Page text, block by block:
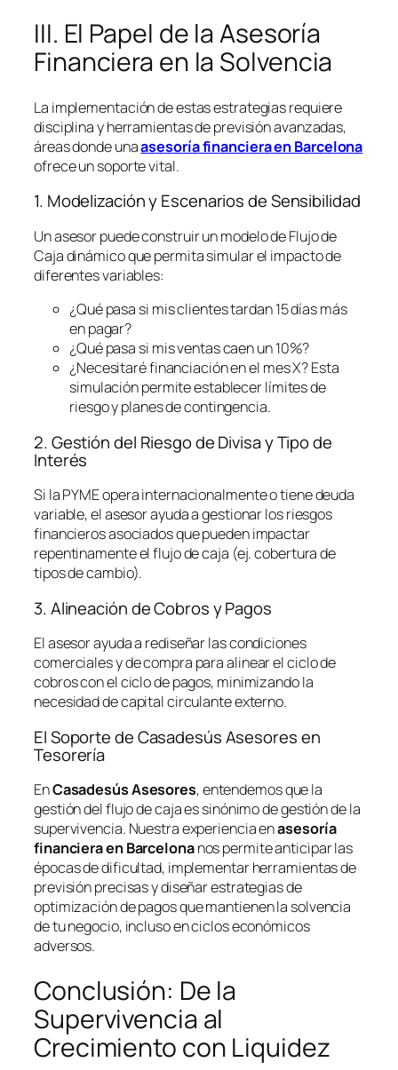
III. El Papel de la Asesoría
Financiera en la Solvencia
La implementación de estas estrategias requiere
disciplina y herramientas de previsión avanzadas,
áreas donde unaasesoría financiera en Barcelona
ofrece un soporte vital.
1. Modelización y Escenarios de Sensibilidad
Un asesor puede construir un modelo de Flujo de
Caja dinámico que permita simular el impacto de
diferentes variables:
¿Qué pasa si mis clientes tardan 15 días más
en pagar?
¿Qué pasa si mis ventas caen un 10%?
¿Necesitaré financiación en el mes X? Esta
simulación permite establecer límites de
riesgo y planes de contingencia.
2. Gestión del Riesgo de Divisa y Tipo de
Interés
Si la PYME opera internacionalmente o tiene deuda
variable, el asesor ayuda a gestionar los riesgos
financieros asociados que pueden impactar
repentinamente el flujo de caja (ej. cobertura de
tipos de cambio).
3. Alineación de Cobros y Pagos
El asesor ayuda a rediseñar las condiciones
comerciales y de compra para alinear el ciclo de
cobros con el ciclo de pagos, minimizando la
necesidad de capital circulante externo.
El Soporte de Casadesús Asesores en
Tesorería
EnCasadesús Asesores, entendemos que la
gestión del flujo de caja es sinónimo de gestión de la
supervivencia. Nuestra experiencia enasesoría
financiera en Barcelonanos permite anticipar las
épocas de dificultad, implementar herramientas de
previsión precisas y diseñar estrategias de
optimización de pagos que mantienen la solvencia
de tu negocio, incluso en ciclos económicos
adversos.
Conclusión: De la
Supervivencia al
Crecimiento con Liquidez